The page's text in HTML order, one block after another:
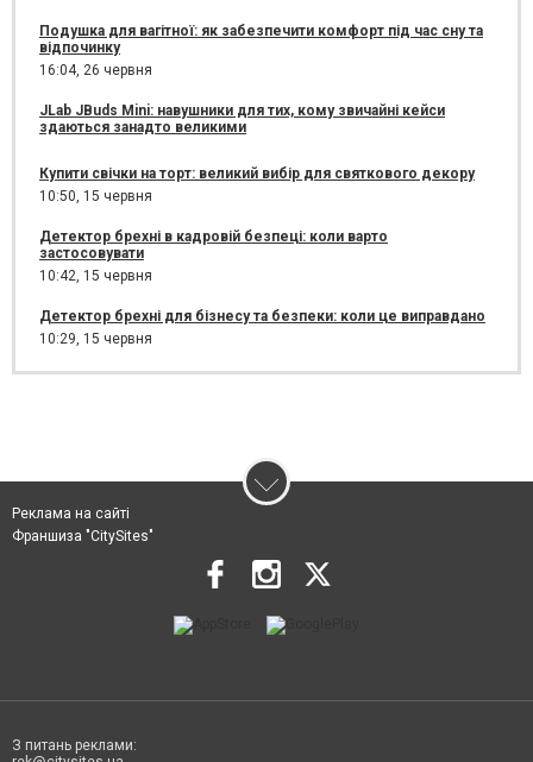
Подушка для вагітної: як забезпечити комфорт під час сну та
відпочинку
16:04, 26 червня
JLab JBuds Mini: навушники для тих, кому звичайні кейси
здаються занадто великими
Купити свічки на торт: великий вибір для святкового декору
10:50, 15 червня
Детектор брехні в кадровій безпеці: коли варто
застосовувати
10:42, 15 червня
Детектор брехні для бізнесу та безпеки: коли це виправдано
10:29, 15 червня
Реклама на сайті
Франшиза "CitySites"
З питань реклами: